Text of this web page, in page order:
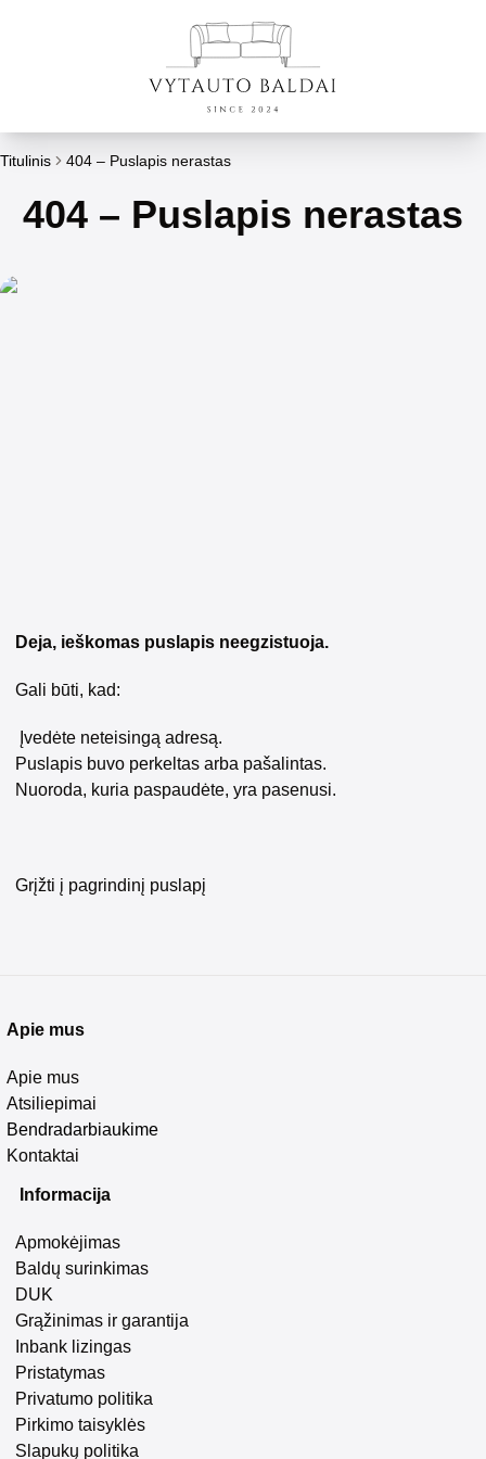
Titulinis 404 – Puslapis nerastas
404 – Puslapis nerastas
Deja, ieškomas puslapis neegzistuoja.
Gali būti, kad:
Įvedėte neteisingą adresą.
Puslapis buvo perkeltas arba pašalintas.
Nuoroda, kuria paspaudėte, yra pasenusi.
Grįžti į pagrindinį puslapį
Apie mus
Apie mus
Atsiliepimai
Bendradarbiaukime
Kontaktai
Informacija
Apmokėjimas
Baldų surinkimas
DUK
Grąžinimas ir garantija
Inbank lizingas
Pristatymas
Privatumo politika
Pirkimo taisyklės
Slapukų politika